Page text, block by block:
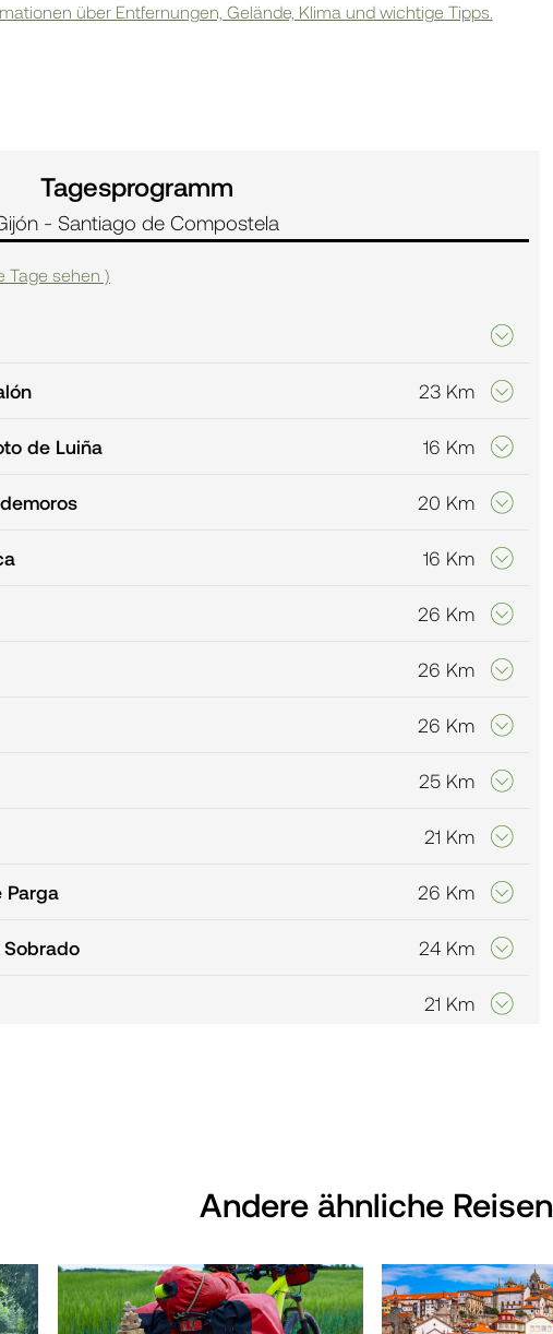
über Entfernungen, Gelände, Klima und wichtige Tipps.
Tagesprogramm
- Santiago de Compostela
Tage sehen )
23 Km
de Luiña 16 Km
20 Km
16 Km
26 Km
26 Km
26 Km
25 Km
21 Km
Parga 26 Km
24 Km
21 Km
Andere ähnliche Reisen